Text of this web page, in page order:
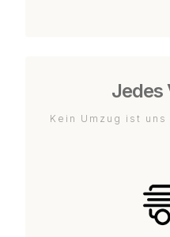
Jedes
Kein Umzug ist